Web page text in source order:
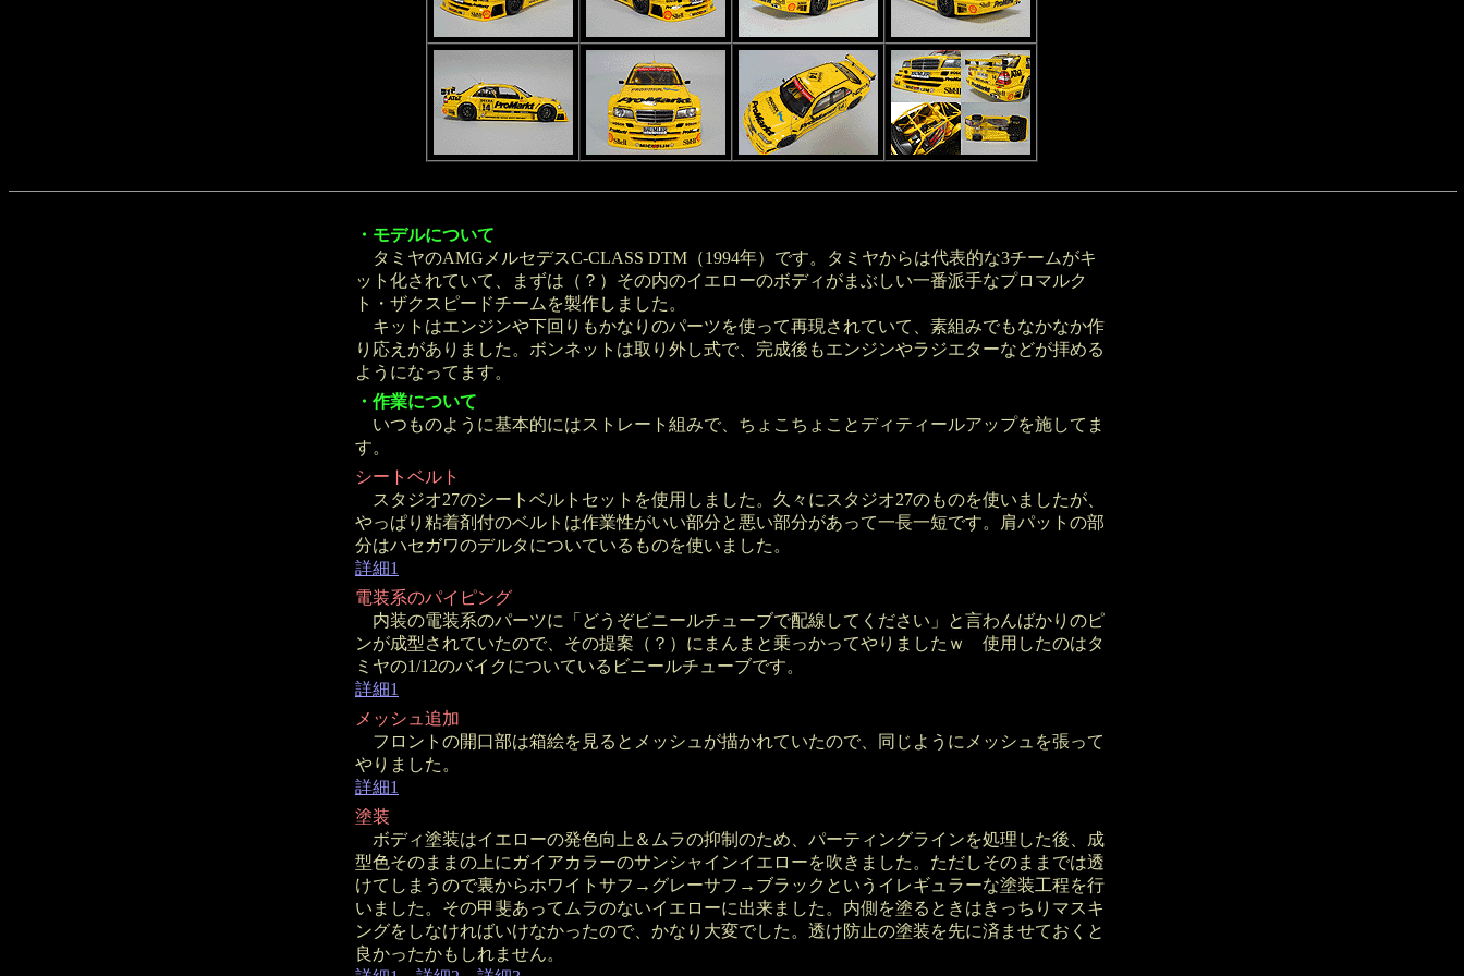
・モデルについて
タミヤのAMGメルセデスC-CLASS DTM（1994年）です。タミヤからは代表的な3チームがキ
ット化されていて、まずは（？）その内のイエローのボディがまぶしい一番派手なプロマルク
ト・ザクスピードチームを製作しました。
キットはエンジンや下回りもかなりのパーツを使って再現されていて、素組みでもなかなか作
り応えがありました。ボンネットは取り外し式で、完成後もエンジンやラジエターなどが拝める
ようになってます。
・作業について
いつものように基本的にはストレート組みで、ちょこちょことディティールアップを施してま
す。
シートベルト
スタジオ27のシートベルトセットを使用しました。久々にスタジオ27のものを使いましたが、
やっぱり粘着剤付のベルトは作業性がいい部分と悪い部分があって一長一短です。肩パットの部
分はハセガワのデルタについているものを使いました。
詳細1
電装系のパイピング
内装の電装系のパーツに「どうぞビニールチューブで配線してください」と言わんばかりのピ
ンが成型されていたので、その提案（？）にまんまと乗っかってやりましたｗ 使用したのはタ
ミヤの1/12のバイクについているビニールチューブです。
詳細1
メッシュ追加
フロントの開口部は箱絵を見るとメッシュが描かれていたので、同じようにメッシュを張って
やりました。
詳細1
塗装
ボディ塗装はイエローの発色向上＆ムラの抑制のため、パーティングラインを処理した後、成
型色そのままの上にガイアカラーのサンシャインイエローを吹きました。ただしそのままでは透
けてしまうので裏からホワイトサフ→グレーサフ→ブラックというイレギュラーな塗装工程を行
いました。その甲斐あってムラのないイエローに出来ました。内側を塗るときはきっちりマスキ
ングをしなければいけなかったので、かなり大変でした。透け防止の塗装を先に済ませておくと
良かったかもしれません。